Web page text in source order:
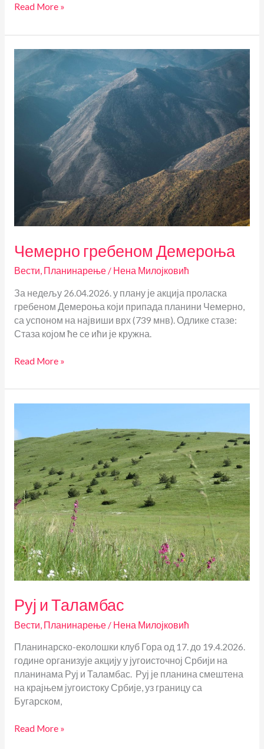
ЂУРЂЕВДАНСКИ
НА
БЕШЊАЈУ
Read More »
Чемерно гребеном Демероња
Вести, Планинарење/ Нена Милојковић
За недељу 26.04.2026. у плану је акција проласка
гребеном Демероња који припада планини Чемерно,
са успоном на највиши врх (739 мнв). Одлике стазе:
Стаза којом ће се ићи је кружна.
Чемерно
Демероња
Read More »
Руј и Таламбас
Вести, Планинарење/ Нена Милојковић
Планинарско-еколошки клуб Гора од 17. до 19.4.2026.
године организује акцију у југоисточној Србији на
планинама Руј и Таламбас. Руј је планина смештена
на крајњем југоистоку Србије, уз границу са
Бугарском,
Руј
Read More »